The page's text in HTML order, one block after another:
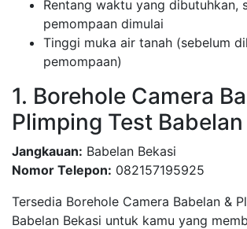
Rentang waktu yang dibutuhkan,
pemompaan dimulai
Tinggi muka air tanah (sebelum
pemompaan)
1. Borehole Camera
Plimping Test Babelan
Jangkauan: Babelan Bekasi
Nomor Telepon: 082157195925
Tersedia Borehole Camera Babelan &
Babelan Bekasi untuk kamu yang